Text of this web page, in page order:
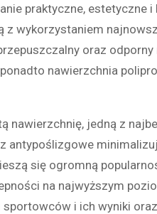
praktyczne, estetyczne i
z wykorzystaniem
oraz odporny
nawierzchnia
nawierzchnię, jedną z
antypoślizgowe
się ogromną
na najwyższym
i ich wyniki